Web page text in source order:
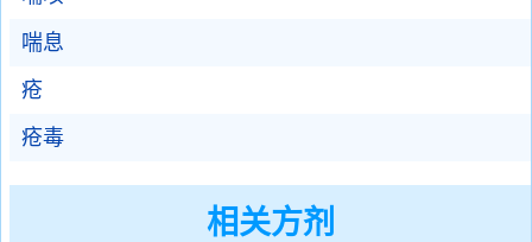
喘息
疮
疮毒
相关方剂